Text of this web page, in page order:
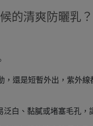
的清爽防曬乳？
還是短暫外出，紫外
白、黏膩或堵塞毛孔，